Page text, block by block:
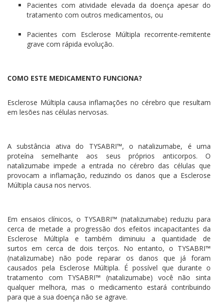
Pacientes com atividade elevada da doença apesar do
tratamento com outros medicamentos, ou
Pacientes com Esclerose Múltipla recorrente-remitente
grave com rápida evolução.
COMO ESTE MEDICAMENTO FUNCIONA?
Esclerose Múltipla causa inflamações no cérebro que resultam
em lesões nas células nervosas.
A substância ativa do TYSABRI™, o natalizumabe, é uma
proteína semelhante aos seus próprios anticorpos. O
natalizumabe impede a entrada no cérebro das células que
provocam a inflamação, reduzindo os danos que a Esclerose
Múltipla causa nos nervos.
Em ensaios clínicos, o TYSABRI™ (natalizumabe) reduziu para
cerca de metade a progressão dos efeitos incapacitantes da
Esclerose Múltipla e também diminuiu a quantidade de
surtos em cerca de dois terços. No entanto, o TYSABRI™
(natalizumabe) não pode reparar os danos que já foram
causados pela Esclerose Múltipla. É possível que durante o
tratamento com TYSABRI™ (natalizumabe) você não sinta
qualquer melhora, mas o medicamento estará contribuindo
para que a sua doença não se agrave.